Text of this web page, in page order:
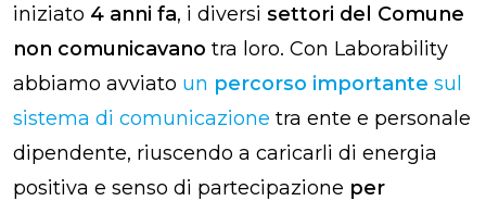
iniziato 4 anni fa, i diversi settori del Comune
non comunicavano tra loro. Con Laborability
abbiamo avviato un percorso importante sul
sistema di comunicazione tra ente e personale
dipendente, riuscendo a caricarli di energia
positiva e senso di partecipazione per